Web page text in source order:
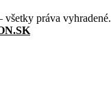
všetky práva vyhradené.